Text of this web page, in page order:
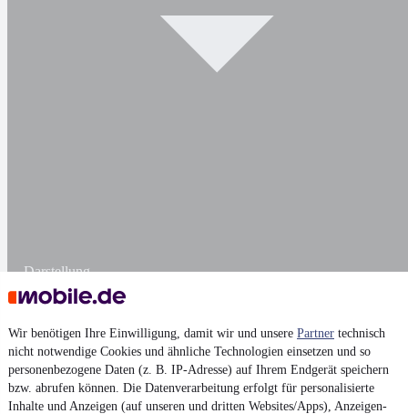
Wir benötigen Ihre Einwilligung, damit wir und unsere Partner technisch
nicht notwendige Cookies und ähnliche Technologien einsetzen und so
personenbezogene Daten (z. B. IP-Adresse) auf Ihrem Endgerät speichern
bzw. abrufen können. Die Datenverarbeitung erfolgt für personalisierte
Inhalte und Anzeigen (auf unseren und dritten Websites/Apps), Anzeigen-
Darstellung